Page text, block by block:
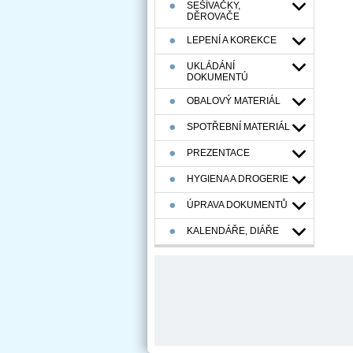
SEŠÍVAČKY,
DĚROVAČE
LEPENÍ A KOREKCE
UKLÁDÁNÍ
DOKUMENTÚ
OBALOVÝ MATERIÁL
SPOTŘEBNÍ MATERIÁL
PREZENTACE
HYGIENA A DROGERIE
ÚPRAVA DOKUMENTŮ
KALENDÁŘE, DIÁŘE